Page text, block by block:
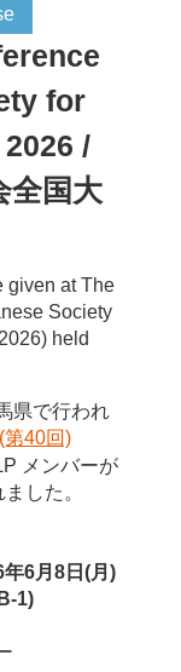
for
/
全国大
given at The
Society
held
県で行われ
第40回)
メンバーが
した。
6月8日(月)
1)